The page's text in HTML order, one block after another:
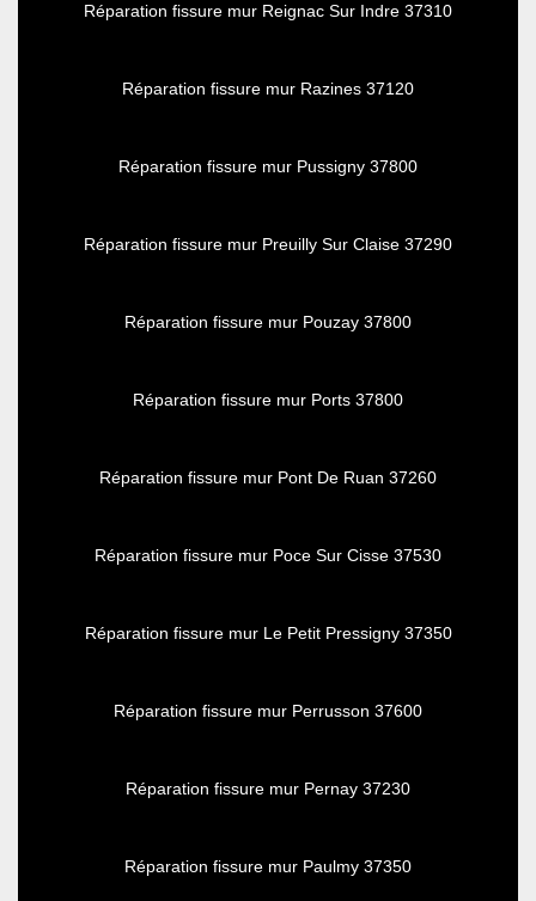
Réparation fissure mur Reignac Sur Indre 37310
Réparation fissure mur Razines 37120
Réparation fissure mur Pussigny 37800
Réparation fissure mur Preuilly Sur Claise 37290
Réparation fissure mur Pouzay 37800
Réparation fissure mur Ports 37800
Réparation fissure mur Pont De Ruan 37260
Réparation fissure mur Poce Sur Cisse 37530
Réparation fissure mur Le Petit Pressigny 37350
Réparation fissure mur Perrusson 37600
Réparation fissure mur Pernay 37230
Réparation fissure mur Paulmy 37350